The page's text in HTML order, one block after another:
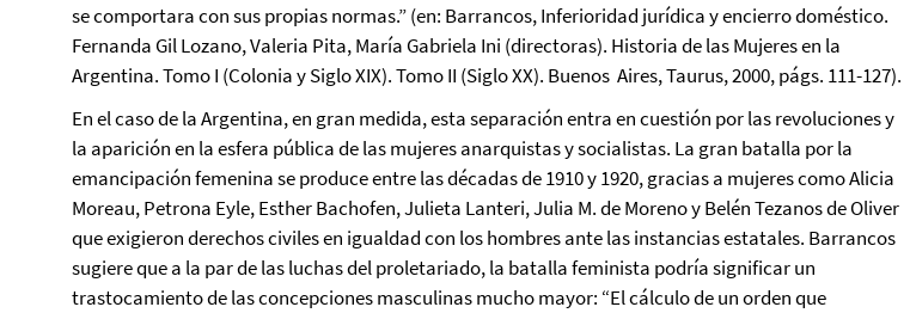
se comportara con sus propias normas.” (en: Barrancos, Inferioridad jurídica y encierro doméstico.
Fernanda Gil Lozano, Valeria Pita, María Gabriela Ini (directoras). Historia de las Mujeres en la
Argentina. Tomo I (Colonia y Siglo XIX). Tomo II (Siglo XX). Buenos Aires, Taurus, 2000, págs. 111-127).
En el caso de la Argentina, en gran medida, esta separación entra en cuestión por las revoluciones y
la aparición en la esfera pública de las mujeres anarquistas y socialistas. La gran batalla por la
emancipación femenina se produce entre las décadas de 1910 y 1920, gracias a mujeres como Alicia
Moreau, Petrona Eyle, Esther Bachofen, Julieta Lanteri, Julia M. de Moreno y Belén Tezanos de Oliver
que exigieron derechos civiles en igualdad con los hombres ante las instancias estatales. Barrancos
sugiere que a la par de las luchas del proletariado, la batalla feminista podría significar un
trastocamiento de las concepciones masculinas mucho mayor: “El cálculo de un orden que